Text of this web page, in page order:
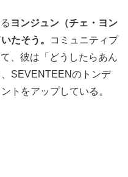
ヨンジュン（チェ・ヨン
たそう。
コミュニティプ
、彼は「どうしたらあん
SEVENTEENのトンデ
トをアップしている。